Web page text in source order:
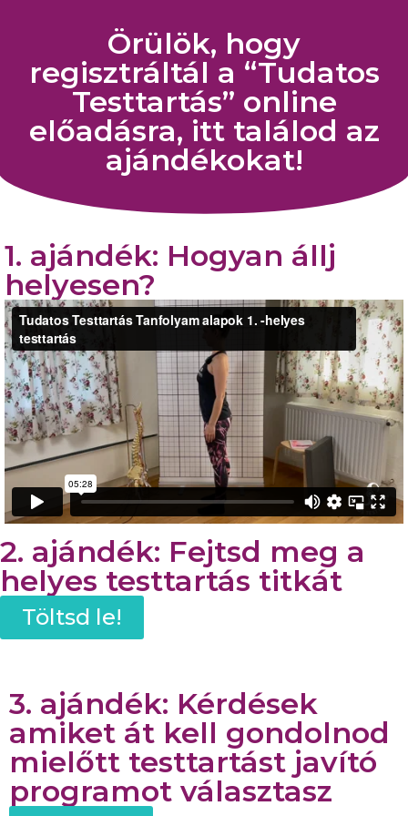
Örülök, hogy
regisztráltál a “Tudatos
Testtartás” online
előadásra, itt találod az
ajándékokat!
1. ajándék: Hogyan állj
helyesen?
2. ajándék: Fejtsd meg a
helyes testtartás titkát
Töltsd le!
3. ajándék: Kérdések
amiket át kell gondolnod
mielőtt testtartást javító
programot választasz